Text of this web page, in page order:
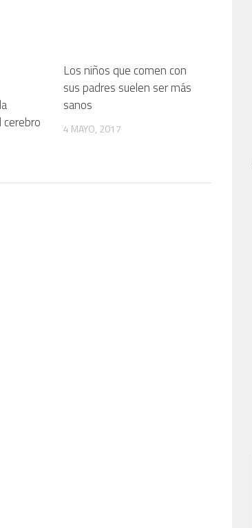
cerebro
Los niños que comen con
sus padres suelen ser más
sanos
4 MAYO, 2017